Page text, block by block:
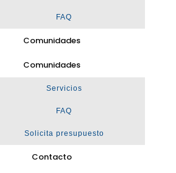
FAQ
Comunidades
Comunidades
Servicios
FAQ
Solicita presupuesto
Contacto